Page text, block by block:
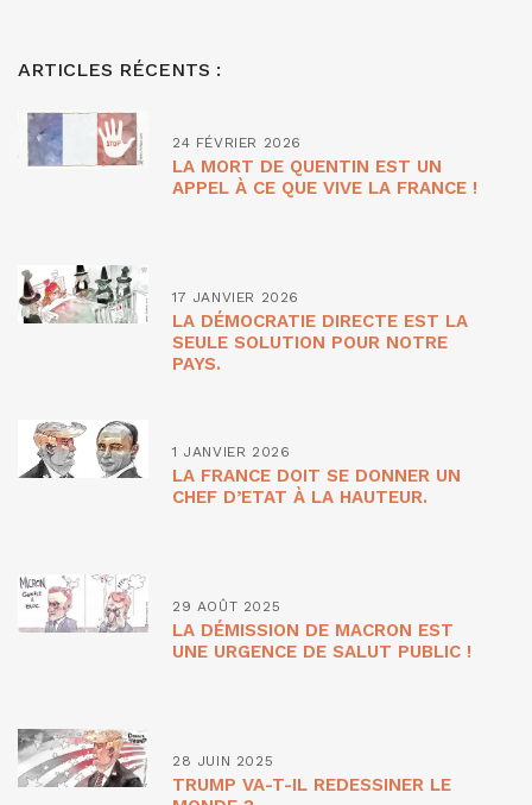
ARTICLES RÉCENTS :
24 FÉVRIER 2026
LA MORT DE QUENTIN EST UN
APPEL À CE QUE VIVE LA FRANCE !
17 JANVIER 2026
LA DÉMOCRATIE DIRECTE EST LA
SEULE SOLUTION POUR NOTRE
PAYS.
1 JANVIER 2026
LA FRANCE DOIT SE DONNER UN
CHEF D’ETAT À LA HAUTEUR.
29 AOÛT 2025
LA DÉMISSION DE MACRON EST
UNE URGENCE DE SALUT PUBLIC !
28 JUIN 2025
TRUMP VA-T-IL REDESSINER LE